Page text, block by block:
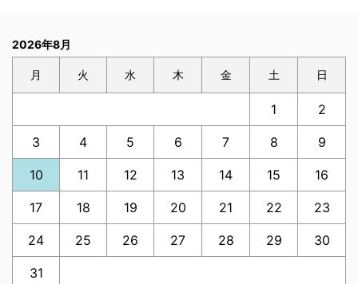
2026年8月
月 火 水 木 金 土 日
1 2
3 4 5 6 7 8 9
10 11 12 13 14 15 16
17 18 19 20 21 22 23
24 25 26 27 28 29 30
31